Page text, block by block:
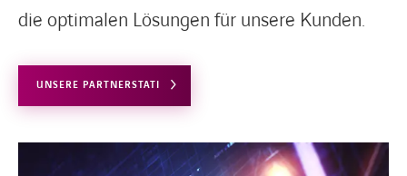
die optimalen Lösungen für unsere Kunden.
UNSERE PARTNERSTATI